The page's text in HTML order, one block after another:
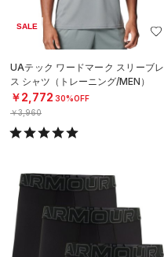
SALE
UAテック ワードマーク スリーブレ
ス シャツ（トレーニング/MEN）
￥2,772 30%OFF
￥3,960